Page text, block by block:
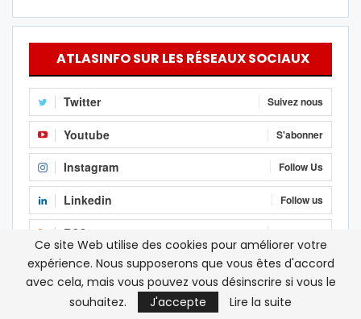
ATLASINFO SUR LES RÉSEAUX SOCIAUX
Twitter Suivez nous
Youtube S'abonner
Instagram Follow Us
Linkedin Follow us
RSS
Facebook J'aime
Ce site Web utilise des cookies pour améliorer votre
expérience. Nous supposerons que vous êtes d'accord
avec cela, mais vous pouvez vous désinscrire si vous le
souhaitez.
J'accepte Lire la suite